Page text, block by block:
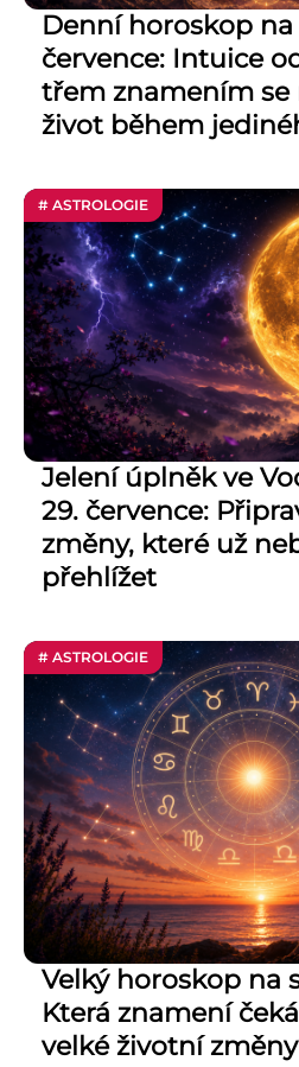
Denní horoskop na
července: Intuice
třem znamením
život během
# ASTROLOGIE
Jelení úplněk ve
29. července:
změny, které už
přehlížet
# ASTROLOGIE
Velký horoskop na
Která znamení
velké životní